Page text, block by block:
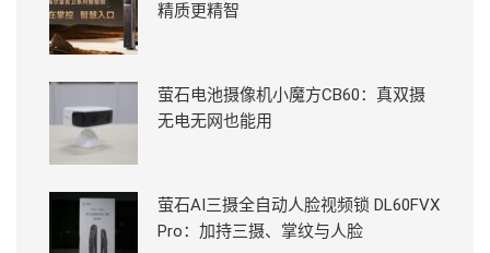
精质更精智
萤石电池摄像机小魔方CB60：真双摄
无电无网也能用
萤石AI三摄全自动人脸视频锁 DL60FVX
Pro：加持三摄、掌纹与人脸